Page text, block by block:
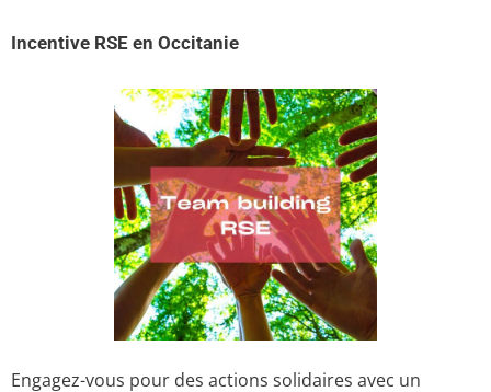
Incentive RSE en Occitanie
Engagez-vous pour des actions solidaires avec un